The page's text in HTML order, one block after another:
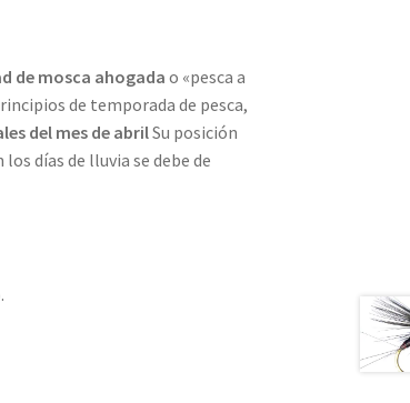
de mosca ahogadao «pesca a
de temporada de pesca,
del mes de abrilSu posición
días de lluvia se debe de